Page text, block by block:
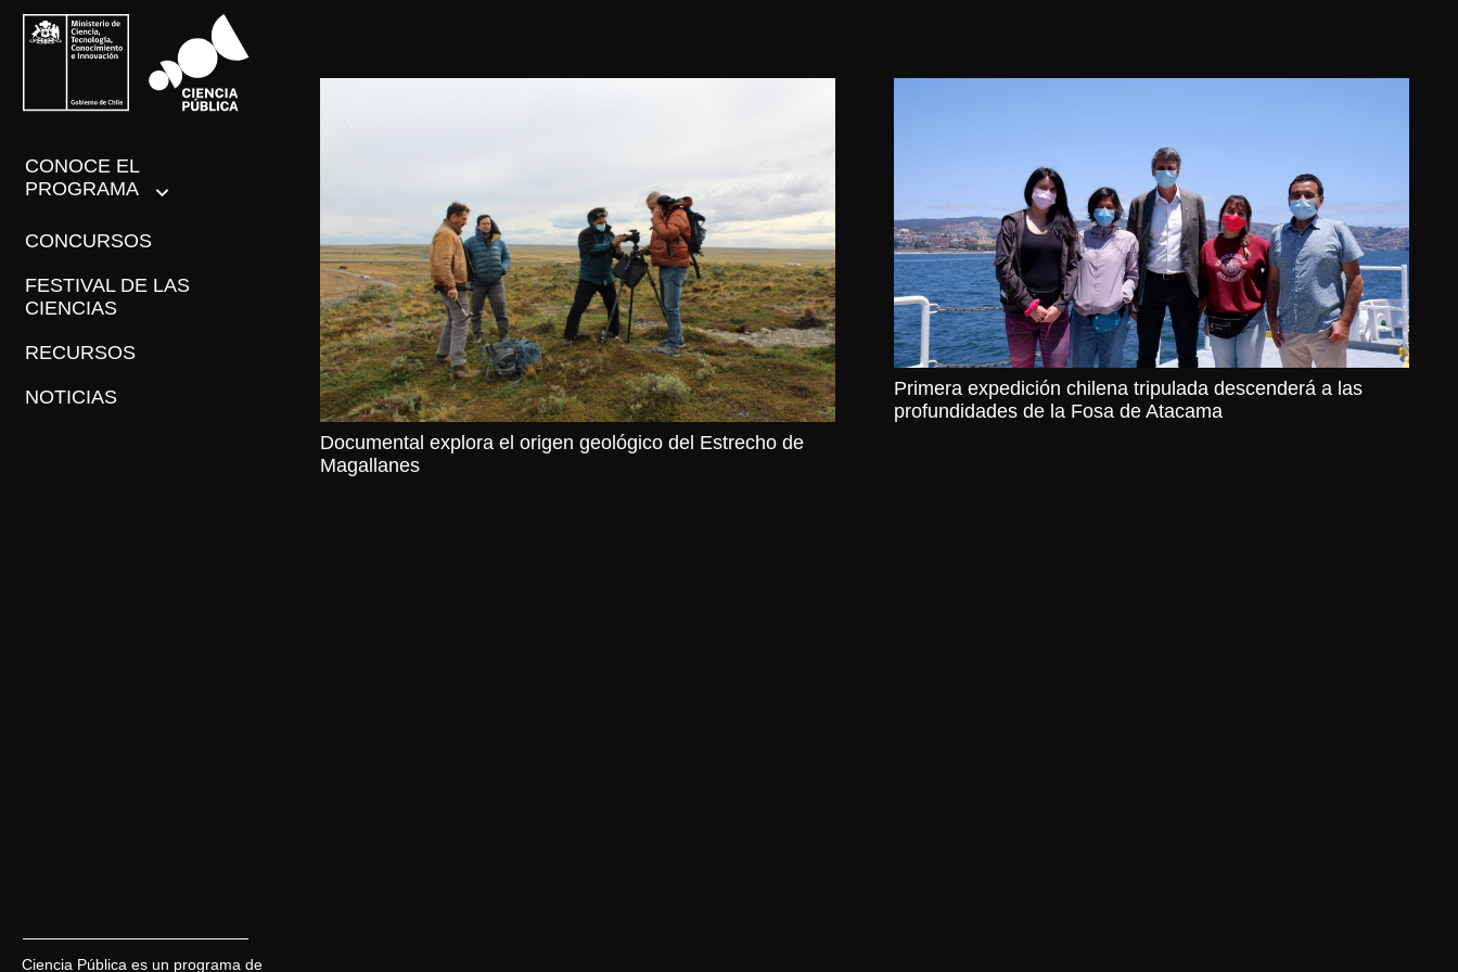
CONOCE EL
PROGRAMA
CONCURSOS
FESTIVAL DE LAS
CIENCIAS
RECURSOS
NOTICIAS
Ciencia Pública es un programa de
Documental explora el origen geológico del Estrecho de
Magallanes
Primera expedición chilena tripulada descenderá a las
profundidades de la Fosa de Atacama